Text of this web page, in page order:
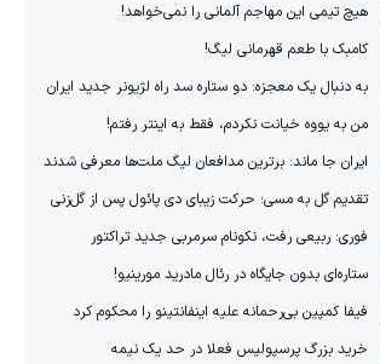
هیچ‌ تیمی این مهاجم آلمانی را نمی‌خواهد!
کامبک با طعم قهرمانی لیگ!
به دنبال یک معجزه: دو ستاره سد راه لژیونر جدید ایران
من به یووه خیانت نکردم، فقط به اینتر رفتم!
ایران جا ماند: برترین مدافعان لیگ ملت‌ها معرفی شدند
تقدیم گل به مسی؛ حرکت زیبای دی پائول پس از گل‌زنی
فوری: ربیعی رفت، نکونام سرمربی جدید تراکتور
ستاره‌ای بدون جایگاه در رئال مادرید مورینیو!
فیفا کمپین بی‌رحمانه علیه اینفانتینو را محکوم کرد
خرید بزرگ پرسپولیس فعلا در حد یک نیمه